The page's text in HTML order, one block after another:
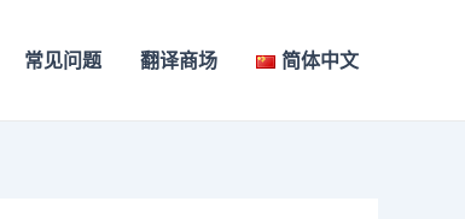
常见问题 翻译商场 简体中文